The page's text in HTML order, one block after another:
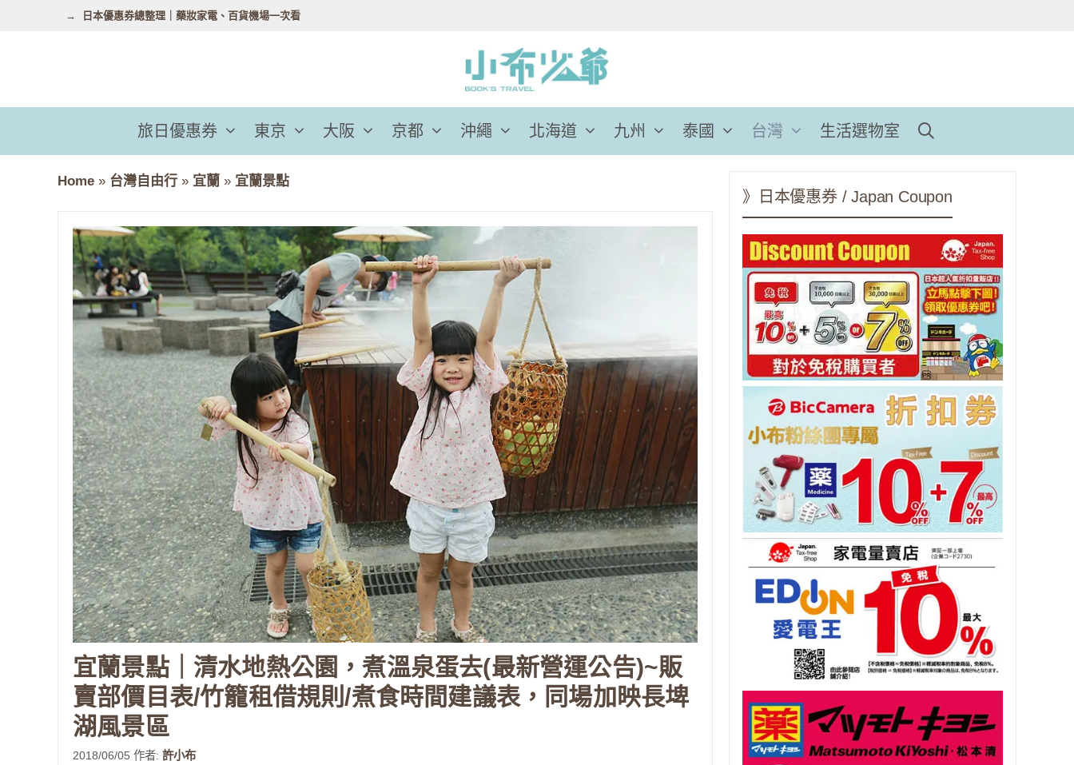
容
日本優惠券總整理｜藥妝家電、百貨機場一次看
旅日優惠券 東京 大阪 京都 沖繩 北海道 九州 泰國 台灣 生活選物室
Home » 台灣自由行 » 宜蘭 » 宜蘭景點
宜蘭景點｜清水地熱公園，煮溫泉蛋去(最新營運公告)~販
賣部價目表/竹籠租借規則/煮食時間建議表，同場加映長埤
湖風景區
2018/06/05 作者: 許小布
》日本優惠券 / Japan Coupon